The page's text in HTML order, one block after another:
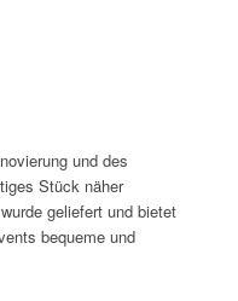
und des
Stück näher
geliefert und bietet
bequeme und